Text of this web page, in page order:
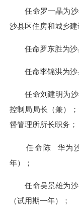
任命罗一晶为沙
沙县区住房和城乡
任命罗东胜为沙
任命李锦洪为沙
任命刘建明为沙
控制局局长（兼）
督管理所所长职务；
任命陈 华为沙
年）；
任命吴景雄为沙
（试用期一年）；